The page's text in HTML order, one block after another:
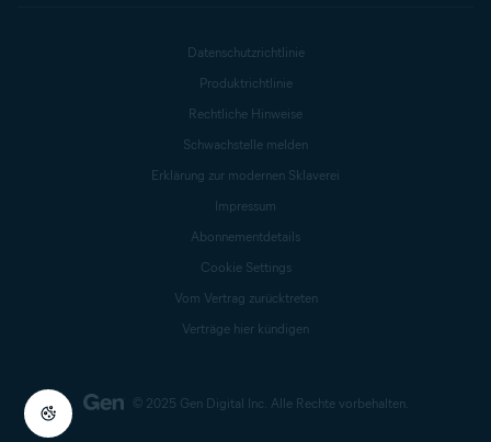
© 2025 Gen Digital Inc. Alle Rechte vorbehalten.
Datenschutzrichtlinie
Produktrichtlinie
Rechtliche Hinweise
Schwachstelle melden
Erklärung zur modernen Sklaverei
Impressum
Abonnementdetails
Cookie Settings
Vom Vertrag zurücktreten
Verträge hier kündigen